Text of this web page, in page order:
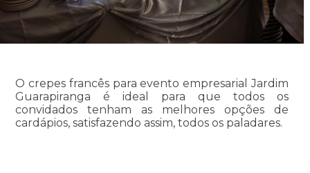
O crepes francês para evento empresarial Jardim
Guarapiranga é ideal para que todos os
convidados tenham as melhores opções de
cardápios, satisfazendo assim, todos os paladares.